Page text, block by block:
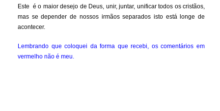
Este é o maior desejo de Deus, unir, juntar, unificar todos os cristãos,
mas se depender de nossos irmãos separados isto está longe de
acontecer.
Lembrando que coloquei da forma que recebi, os comentários em
vermelho não é meu.